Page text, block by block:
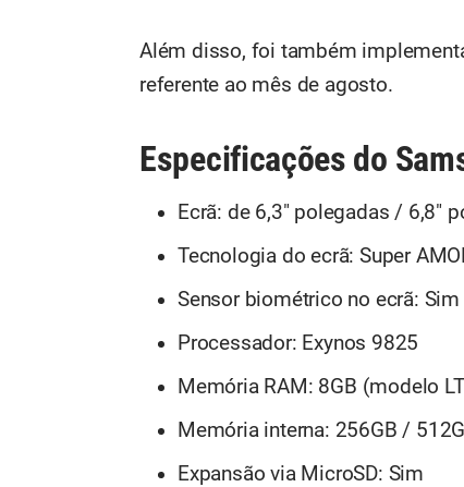
Além disso, foi também
referente ao mês de agosto.
Especificações do
Ecrã: de 6,3" polegadas / 6,8"
Tecnologia do ecrã: Super
Sensor biométrico no ecrã: Sim
Processador: Exynos 9825
Memória RAM: 8GB (modelo
Memória interna: 256GB /
Expansão via MicroSD: Sim